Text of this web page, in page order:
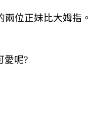
兩位正妹比大姆指。
愛呢?